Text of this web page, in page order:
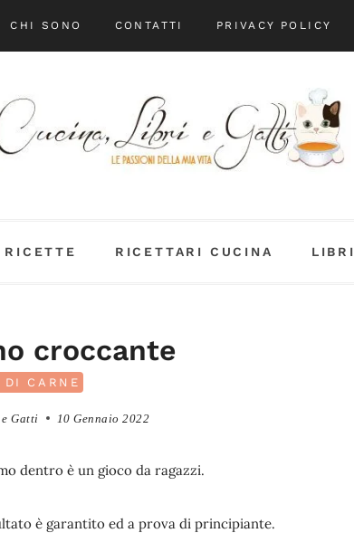
CHI SONO CONTATTI PRIVACY POLICY
RICETTARI CUCINA LIBRI
croccante
DI CARNE
Gatti 10 Gennaio 2022
dentro è un gioco da ragazzi.
è garantito ed a prova di principiante.